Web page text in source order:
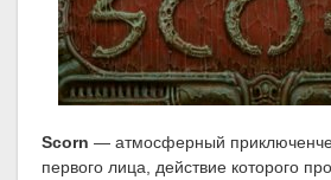
Scorn — атмосферный
первого лица, действие которого